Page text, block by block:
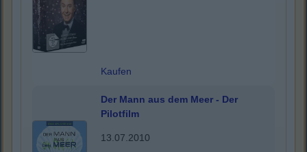
Kaufen
Der Mann aus dem Meer - Der
Pilotfilm
13.07.2010